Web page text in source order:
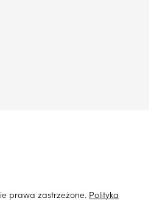
prawa zastrzeżone. Polityka